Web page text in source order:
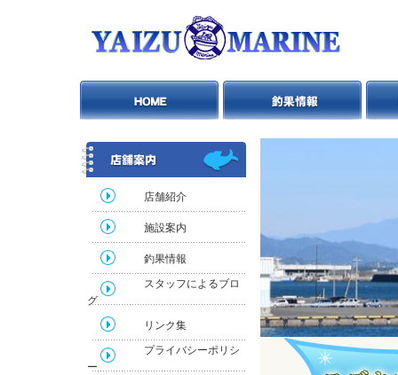
店舗紹介
施設案内
釣果情報
スタッフによるブロ
グ
リンク集
プライバシーポリシ
ー